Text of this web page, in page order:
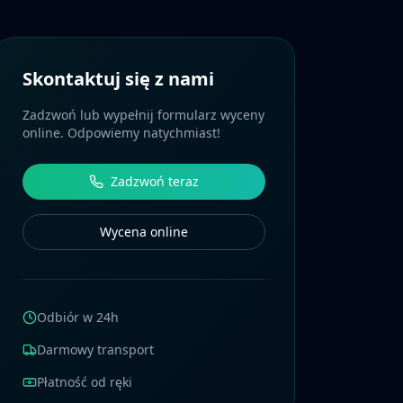
Skontaktuj się z nami
Zadzwoń lub wypełnij formularz wyceny
online. Odpowiemy natychmiast!
Zadzwoń teraz
Wycena online
Odbiór w 24h
Darmowy transport
Płatność od ręki